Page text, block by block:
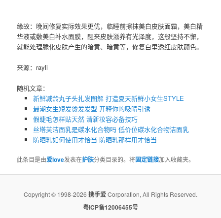
缘故：晚间修复实际效果更优，临睡前擦抹美白皮肤面霜，美白精
华液或敷美白补水面膜，醒来皮肤滋养有光泽度，这般坚持不懈，
就能处理脆化皮肤产生的暗黄、暗黄等，修复白里透红皮肤颜色。
来源：rayli
随机文章：
新鲜减龄丸子头扎发图解 打造夏天新鲜小女生STYLE
最潮女生短发烫发发型 开释你的吸睛引诱
假睫毛怎样贴天然 清新妆容必备技巧
丝塔芙洁面乳是碳水化合物吗 低价位碳水化合物洁面乳
防晒乳如何使用才恰当 防晒乳那样用才恰当
此条目是由爱love发表在护肤分类目录的。将固定链接加入收藏夹。
Copyright © 1998-2026 携手爱Corporation, All Rights Reserved.
粤ICP备12006455号